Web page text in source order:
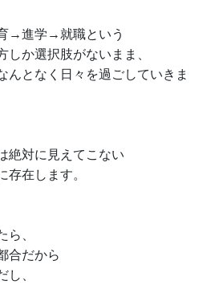
→進学→就職という
しか選択肢がないまま、
んとなく日々を過ごしていきま
絶対に見えてこない
存在します。
ら、
合だから
し、